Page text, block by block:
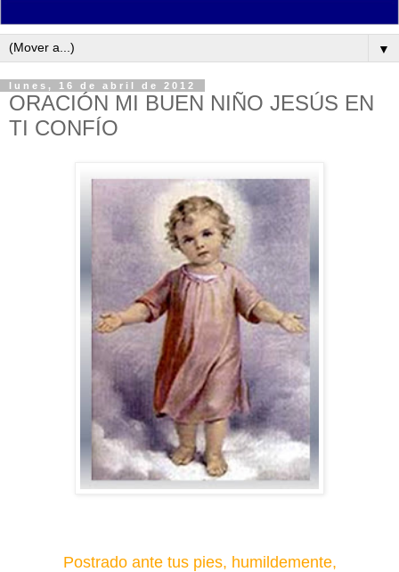
▼
lunes, 16 de abril de 2012
ORACIÓN MI BUEN NIÑO JESÚS EN
TI CONFÍO
Postrado ante tus pies, humildemente,